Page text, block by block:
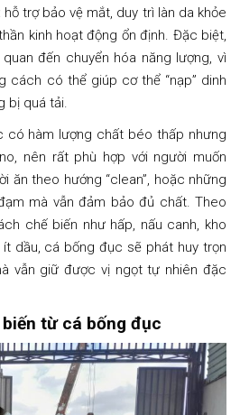
hỗ trợ bảo vệ mắt, duy trì làn da khỏe
kinh hoạt động ổn định. Đặc biệt,
đến chuyển hóa năng lượng, vì
cách có thể giúp cơ thể “nạp” dinh
bị quá tải.
có hàm lượng chất béo thấp nhưng
nên rất phù hợp với người muốn
ăn theo hướng “clean”, hoặc những
mà vẫn đảm bảo đủ chất. Theo
chế biến như hấp, nấu canh, kho
dầu, cá bống đục sẽ phát huy trọn
vẫn giữ được vị ngọt tự nhiên đặc
từ cá bống đục